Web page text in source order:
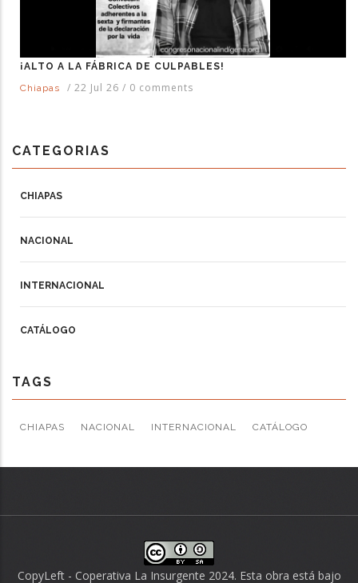
¡ALTO A LA FÁBRICA DE CULPABLES!
Chiapas
/ 22 Jul 26 / 0 comments
CATEGORIAS
CHIAPAS
NACIONAL
INTERNACIONAL
CATÁLOGO
TAGS
CHIAPAS NACIONAL INTERNACIONAL CATÁLOGO
CopyLeft - Coperativa La Insurgente 2024. Esta obra está bajo